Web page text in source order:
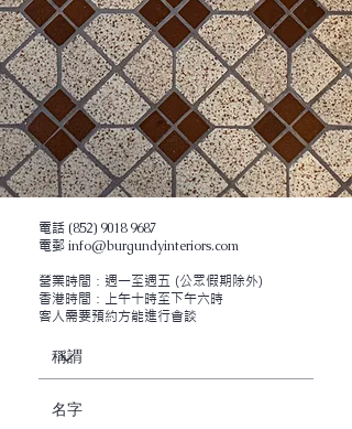
​電話(852) 9018 9687
​電郵info@burgundyinteriors.com
營業時間：週一至週五 (公眾假期除外)
香港時間：上午十時至下午六時
客人需要預約方能進行會談